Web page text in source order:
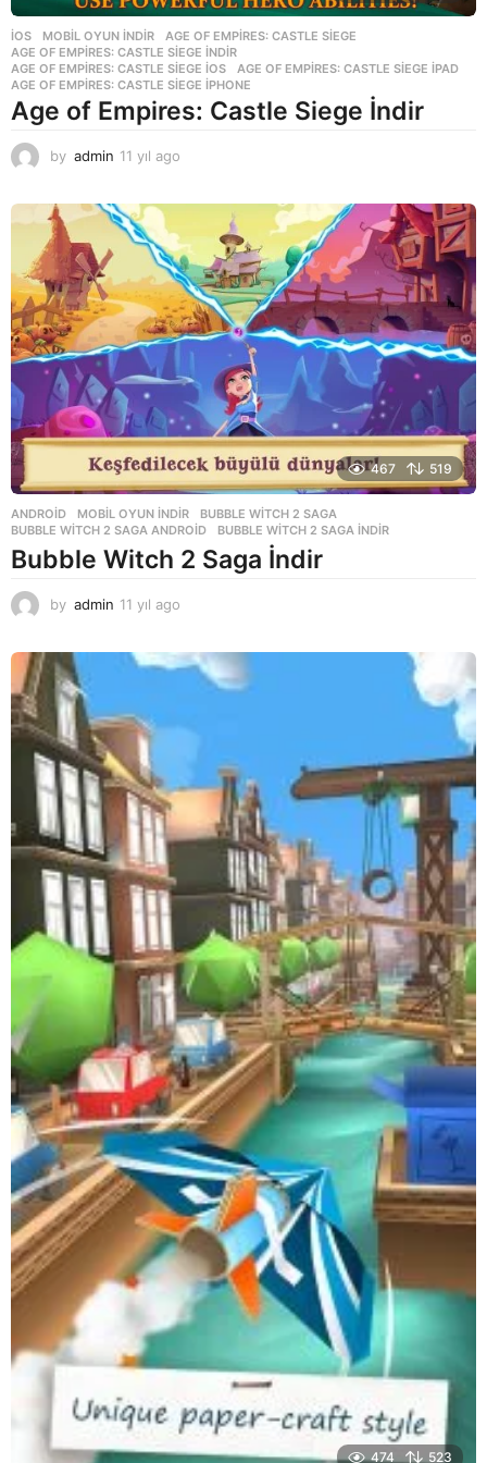
İOS ,MOBIL OYUN INDIR AGE OF EMPIRES: CASTLE SIEGE
AGE OF EMPIRES: CASTLE SIEGE INDIR
AGE OF EMPIRES: CASTLE SIEGE IOS
,AGE OF EMPIRES: CASTLE SIEGE IPAD
AGE OF EMPIRES: CASTLE SIEGE IPHONE
Age of Empires: Castle Siege İndir
by admin 11 yıl ago
a
g
o
467 519
ANDROID ,MOBIL OYUN INDIR BUBBLE WITCH 2 SAGA
BUBBLE WITCH 2 SAGA ANDROID
,BUBBLE WITCH 2 SAGA INDIR
Bubble Witch 2 Saga İndir
by admin 11 yıl ago
ı
g
474 523